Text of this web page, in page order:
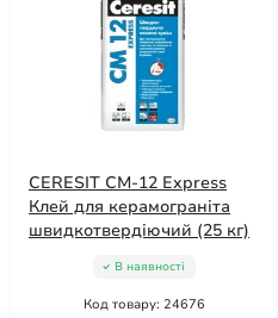
CERESIT CM-12 Express
Клей для керамограніта
швидкотвердіючий (25 кг)
В наявності
Код товару: 24676